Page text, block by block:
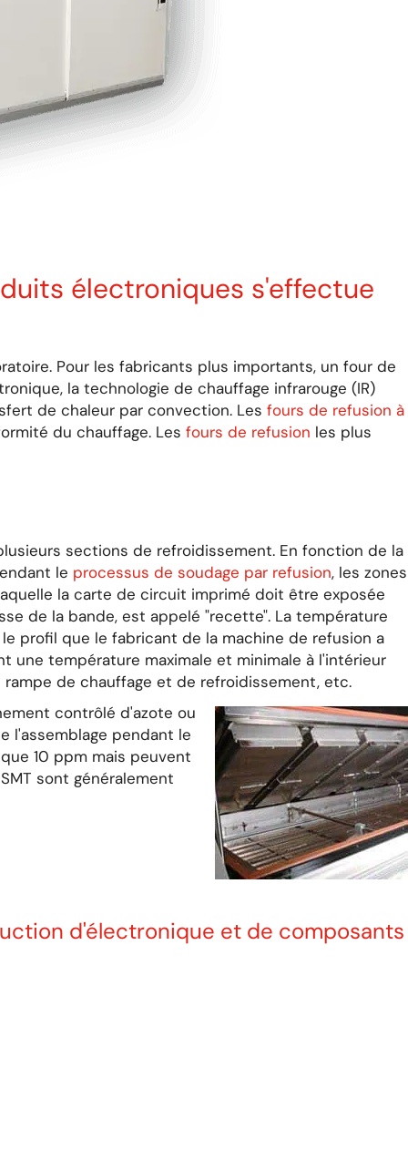
électroniques s'effectue
Pour les fabricants plus importants, un four de
la technologie de chauffage infrarouge (IR)
de chaleur par convection. Les fours de refusion à
du chauffage. Les fours de refusion les plus
sections de refroidissement. En fonction de la
le processus de soudage par refusion, les zones
la carte de circuit imprimé doit être exposée
de la bande, est appelé "recette". La température
profil que le fabricant de la machine de refusion a
une température maximale et minimale à l'intérieur
de chauffage et de refroidissement, etc.
contrôlé d'azote ou
l'assemblage pendant le
10 ppm mais peuvent
sont généralement
d'électronique et de composants